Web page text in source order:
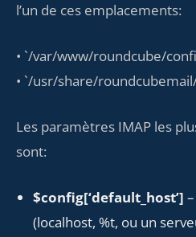
l’un de ces emplacements:
• `/var/www/roundcube/
• `/usr/share/
Les paramètres IMAP les
sont:
$config[‘default_host’]
(localhost, %t, ou un